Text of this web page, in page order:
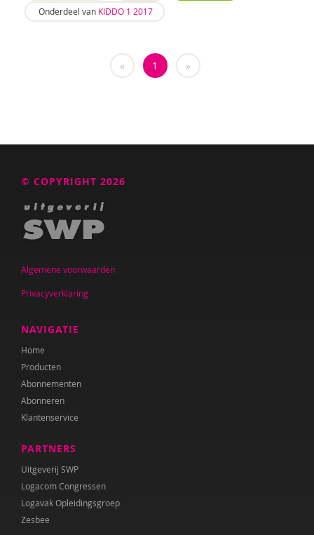
Korine Gilijamse
Hennie Groot Haar
Audrey van den Ham
Laurens Ham
Walter Hardenberg
Simon Hay
Minke den Heijer
Armand Heijnen
Saskia Henderson
Jorick Hendriksen
E. Hoekstra
Josette Hoex
Anja Hol
Onno Hoorn
Onderdeel van KIDDO 1 2017
« 1 »
© COPYRIGHT 2026
Algemene voorwaarden
Privacyverklaring
NAVIGATIE
Home
Producten
Abonnementen
Abonneren
Klantenservice
PARTNERS
Uitgeverij SWP
Logacom Congressen
Logavak Opleidingsgroep
Zesbee